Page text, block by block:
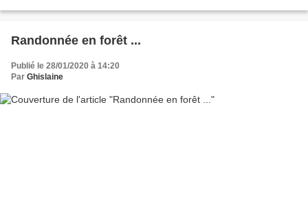
Randonnée en forêt ...
Publié le 28/01/2020 à 14:20
Par Ghislaine